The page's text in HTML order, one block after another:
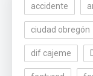
accidente
ciudad obregón
dif cajeme